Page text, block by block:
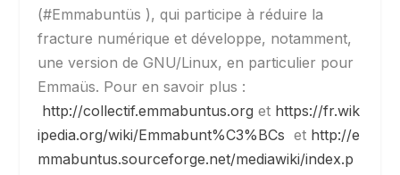
(#‎Emmabuntüs ), qui participe à réduire la
fracture numérique et développe, notamment,
une version de GNU/Linux, en particulier pour
Emmaüs. Pour en savoir plus :
http://collectif.emmabuntus.org et https://fr.wik
ipedia.org/wiki/Emmabunt%C3%BCs et http://e
mmabuntus.sourceforge.net/mediawiki/index.p